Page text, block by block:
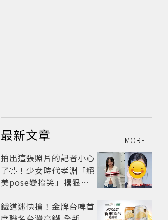
最新文章 MORE
拍出這張照片的記者小心
了🤣！少女時代孝淵「絕
美pose變搞笑」撂狠
鐵道迷快搶！金牌台啤首